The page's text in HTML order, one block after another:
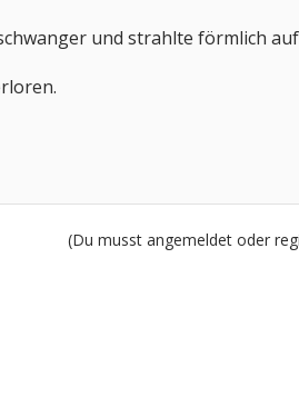
und strahlte förmlich
(Du musst angemeldet oder